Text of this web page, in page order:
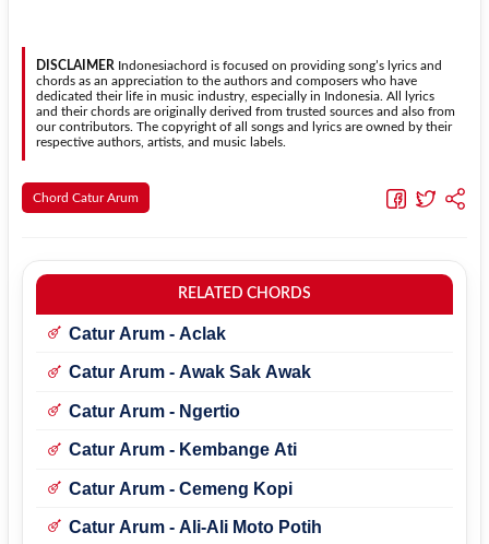
pemula tanpa menghilangkan struktur dasar lagu.
DISCLAIMER Indonesiachord is focused on providing song’s lyrics and
chords as an appreciation to the authors and composers who have
dedicated their life in music industry, especially in Indonesia. All lyrics
and their chords are originally derived from trusted sources and also from
our contributors. The copyright of all songs and lyrics are owned by their
respective authors, artists, and music labels.
Chord Catur Arum
RELATED CHORDS
Catur Arum - Aclak
Catur Arum - Awak Sak Awak
Catur Arum - Ngertio
Catur Arum - Kembange Ati
Catur Arum - Cemeng Kopi
Catur Arum - Ali-Ali Moto Potih